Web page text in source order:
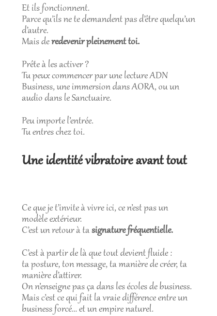
Et ils fonctionnent.
Parce qu’ils ne te demandent pas d’être quelqu’un
d’autre.
Mais deredevenir pleinement toi.
Prête à les activer ?
Tu peux commencer par une lecture ADN
Business, une immersion dans AORA, ou un
audio dans le Sanctuaire.
Peu importe l’entrée.
Tu entres chez toi.
Une identité vibratoire avant tout
Ce que je t’invite à vivre ici, ce n’est pas un
modèle extérieur.
C’est un retour à tasignature fréquentielle.
C’est à partir de là que tout devient fluide :
ta posture, ton message, ta manière de créer, ta
manière d’attirer.
On n’enseigne pas ça dans les écoles de business.
Mais c’est ce qui fait la vraie différence entre un
business forcé… et un empire naturel.